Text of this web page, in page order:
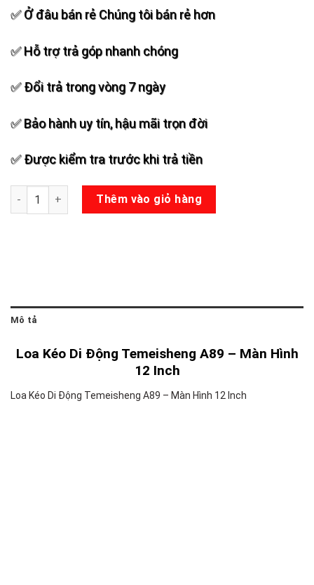
✅ Ở đâu bán rẻ Chúng tôi bán rẻ hơn
✅ Hỗ trợ trả góp nhanh chóng
✅ Đổi trả trong vòng 7 ngày
✅ Bảo hành uy tín, hậu mãi trọn đời
✅ Được kiểm tra trước khi trả tiền
Loa Kéo Màn Hìn Temeisheng A89 - 12 Inch số lượng
Thêm vào giỏ hàng
Mô tả
Loa Kéo Di Động Temeisheng A89 – Màn Hình
12 Inch
Loa Kéo Di Động Temeisheng A89 – Màn Hình 12 Inch